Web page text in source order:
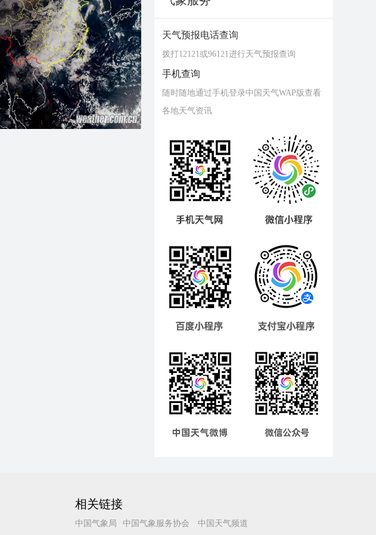
天气预报电话查询
拨打12121或96121进行天气预报查询
手机查询
随时随地通过手机登录中国天气WAP版查看
各地天气资讯
相关链接
中国气象局 中国气象服务协会 中国天气频道